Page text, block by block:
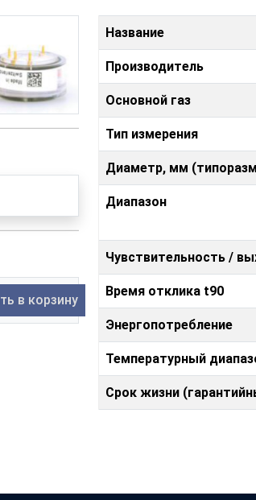
в корзину
Название
Производитель
Основной газ
Тип измерения
Диаметр, мм
Диапазон
Чувствительность /
Время отклика t90
Энергопотребление
Температурный
Срок жизни